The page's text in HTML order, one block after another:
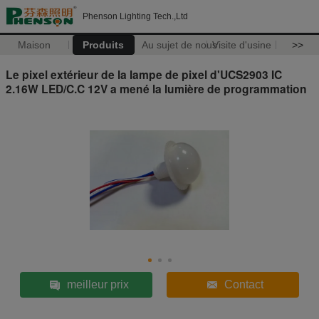
Phenson Lighting Tech.,Ltd
Maison Produits Au sujet de nousVisite d'usine >>
Le pixel extérieur de la lampe de pixel d'UCS2903 IC
2.16W LED/C.C 12V a mené la lumière de programmation
meilleur prix Contact